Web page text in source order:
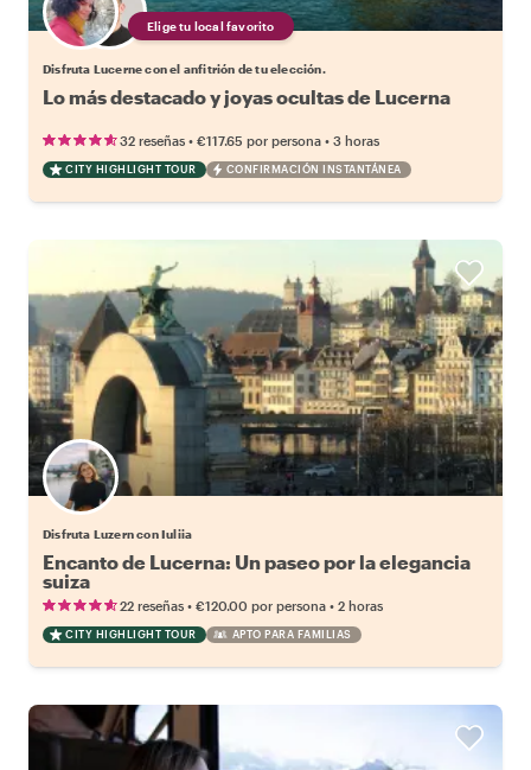
Elige tu local favorito
Disfruta Lucerne con el anfitrión de tu elección.
Lo más destacado y joyas ocultas de Lucerna
32 reseñas • €117.65 por persona • 3 horas
CITY HIGHLIGHT TOUR CONFIRMACIÓN INSTANTÁNEA
Disfruta Luzern con Iuliia
Encanto de Lucerna: Un paseo por la elegancia
suiza
22 reseñas • €120.00 por persona • 2 horas
CITY HIGHLIGHT TOUR APTO PARA FAMILIAS